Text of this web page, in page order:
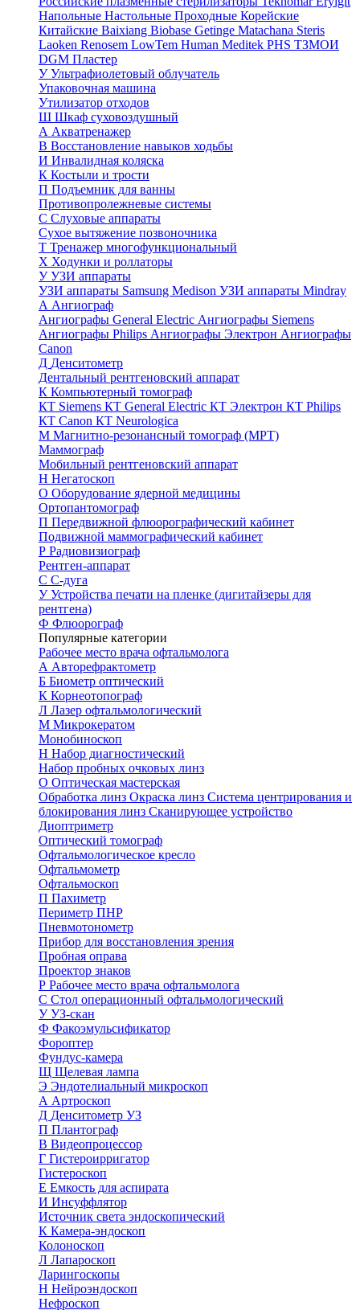
Напольные Настольные Проходные Корейские
Китайские Baixiang Biobase Getinge Matachana Steris
Laoken Renosem LowTem Human Meditek PHS ТЗМОИ
DGM Пластер
УУльтрафиолетовый облучатель
Упаковочная машина
Утилизатор отходов
Ш Шкаф суховоздушный
А Акватренажер
В Восстановление навыков ходьбы
И Инвалидная коляска
К Костыли и трости
П Подъемник для ванны
Противопролежневые системы
С Слуховые аппараты
Сухое вытяжение позвоночника
Т Тренажер многофункциональный
Х Ходунки и роллаторы
УУЗИ аппараты
УЗИ аппараты Samsung Medison УЗИ аппараты Mindray
А Ангиограф
Ангиографы General Electric Ангиографы Siemens
Ангиографы Philips Ангиографы Электрон Ангиографы
Canon
Д Денситометр
Дентальный рентгеновский аппарат
К Компьютерный томограф
КТ Siemens КТ General Electric КТ Электрон КТ Philips
КТ Canon КТ Neurologica
М Магнитно-резонансный томограф (МРТ)
Маммограф
Мобильный рентгеновский аппарат
Н Негатоскоп
О Оборудование ядерной медицины
Ортопантомограф
П Передвижной флюорографический кабинет
Подвижной маммографический кабинет
Р Радиовизиограф
Рентген-аппарат
С С-дуга
УУстройства печати на пленке (дигитайзеры для
рентгена)
Ф Флюорограф
Популярные категории
Рабочее место врача офтальмолога
А Авторефрактометр
Б Биометр оптический
К Корнеотопограф
Л Лазер офтальмологический
М Микрокератом
Монобиноскоп
Н Набор диагностический
Набор пробных очковых линз
О Оптическая мастерская
Обработка линз Окраска линз Система центрирования и
блокирования линз Сканирующее устройство
Диоптриметр
Оптический томограф
Офтальмологическое кресло
Офтальмометр
Офтальмоскоп
П Пахиметр
Периметр ПНР
Пневмотонометр
Прибор для восстановления зрения
Пробная оправа
Проектор знаков
Р Рабочее место врача офтальмолога
С Стол операционный офтальмологический
УУЗ-скан
Ф Факоэмульсификатор
Фороптер
Фундус-камера
Щ Щелевая лампа
Э Эндотелиальный микроскоп
А Артроскоп
Д Денситометр УЗ
П Плантограф
В Видеопроцессор
Г Гистероирригатор
Гистероскоп
Е Емкость для аспирата
И Инсуффлятор
Источник света эндоскопический
К Камера-эндоскоп
Колоноскоп
Л Лапароскоп
Ларингоскопы
Н Нейроэндоскоп
Нефроскоп